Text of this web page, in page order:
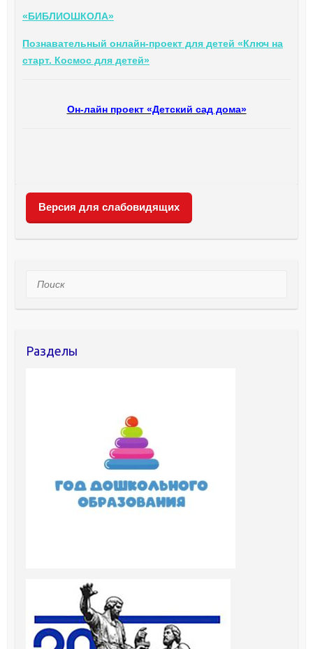
«БИБЛИОШКОЛА»
Познавательный онлайн-проект для детей «Ключ на
старт. Космос для детей»
Он-лайн проект «Детский сад дома»
Версия для слабовидящих
Поиск
Разделы